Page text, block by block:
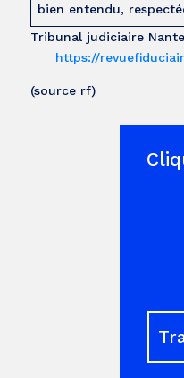
bien entendu,
Tribunal judiciaire
https://
(source rf)